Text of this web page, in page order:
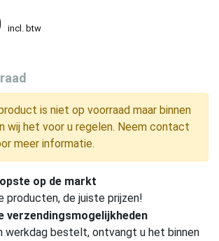
incl. btw
is niet op voorraad maar binnen
wij het voor u regelen. Neem contact
meer informatie.
op de markt
producten, de juiste prijzen!
verzendingsmogelijkheden
werkdag bestelt, ontvangt u het binnen